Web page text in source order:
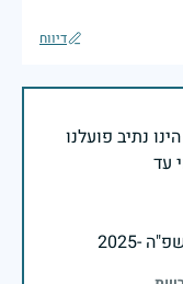
דיווח
נתיב פועלנו
-2025